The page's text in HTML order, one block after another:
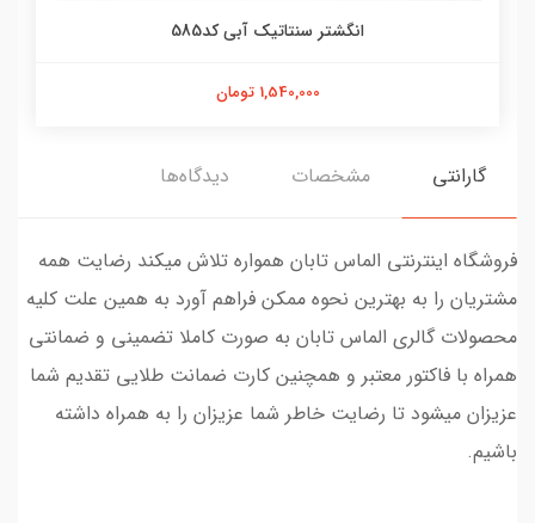
انگشتر سنتاتیک آبی کد585
1,540,000 تومان
گارانتی مشخصات دیدگاه‌ها
فروشگاه اینترنتی الماس تابان همواره تلاش میکند رضایت همه
مشتریان را به بهترین نحوه ممکن فراهم آورد به همین علت کلیه
محصولات گالری الماس تابان به صورت کاملا تضمینی و ضمانتی
همراه با فاکتور معتبر و همچنین کارت ضمانت طلایی تقدیم شما
عزیزان میشود تا رضایت خاطر شما عزیزان را به همراه داشته
باشیم.